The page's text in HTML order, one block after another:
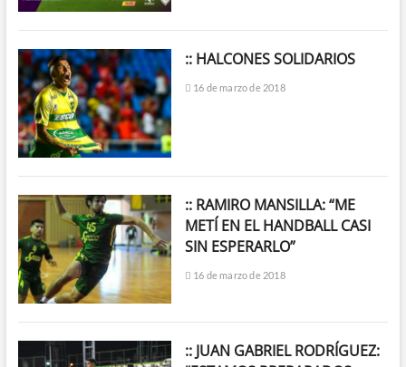
:: HALCONES SOLIDARIOS
16 de marzo de 2018
:: RAMIRO MANSILLA: “ME
METÍ EN EL HANDBALL CASI
SIN ESPERARLO”
16 de marzo de 2018
:: JUAN GABRIEL RODRÍGUEZ: